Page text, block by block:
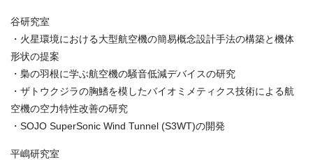
谷研究室
・火星環境における大型航空機の簡易概念設計手法の構築と機体
形状の提案
・梟の羽根に学ぶ航空機の騒音低減デバイスの研究
・ザトウクジラの胸鰭を模したバイオミメティクス技術による航
空機の空力特性改善の研究
・SOJO SuperSonic Wind Tunnel (S3WT)の開発
平嶋研究室